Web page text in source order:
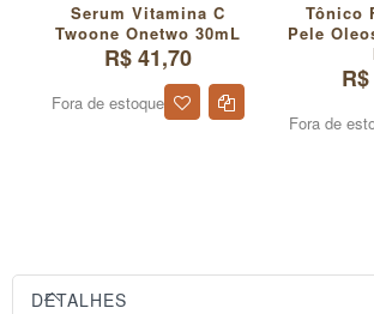
Serum Vitamina C
Twoone Onetwo 30mL
R$ 41,70
Fora de estoque
Tônico
Pele
Fora de
DETALHES